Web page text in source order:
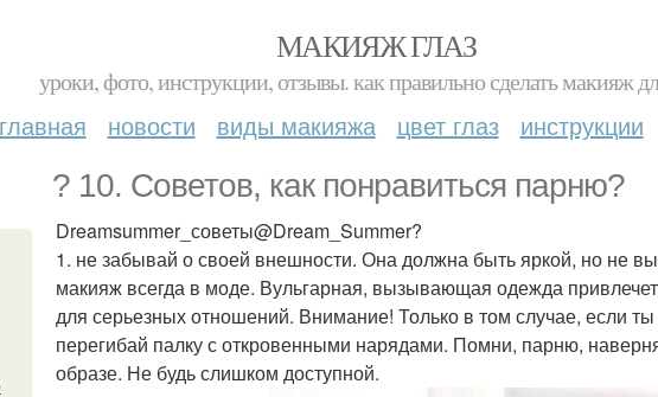
МАКИЯЖ ГЛАЗ
уроки, фото, инструкции, отзывы. как правильно сделать макияж
главная новости виды макияжа цвет глаз инструкции
? 10. Советов, как понравиться парню?
Dreamsummer_советы@Dream_Summer?
1. не забывай о своей внешности. Она должна быть яркой, но не
макияж всегда в моде. Вульгарная, вызывающая одежда
для серьезных отношений. Внимание! Только в том случае, если
перегибай палку с откровенными нарядами. Помни, парню,
образе. Не будь слишком доступной.